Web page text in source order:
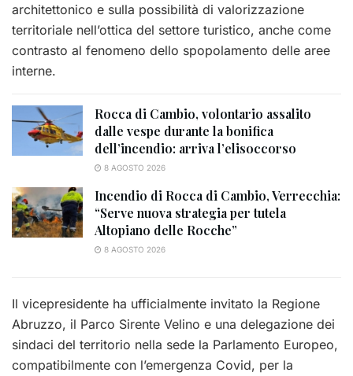
architettonico e sulla possibilità di valorizzazione
territoriale nell’ottica del settore turistico, anche come
contrasto al fenomeno dello spopolamento delle aree
interne.
Rocca di Cambio, volontario assalito
dalle vespe durante la bonifica
dell’incendio: arriva l’elisoccorso
8 AGOSTO 2026
Incendio di Rocca di Cambio, Verrecchia:
“Serve nuova strategia per tutela
Altopiano delle Rocche”
8 AGOSTO 2026
Il vicepresidente ha ufficialmente invitato la Regione
Abruzzo, il Parco Sirente Velino e una delegazione dei
sindaci del territorio nella sede la Parlamento Europeo,
compatibilmente con l’emergenza Covid, per la